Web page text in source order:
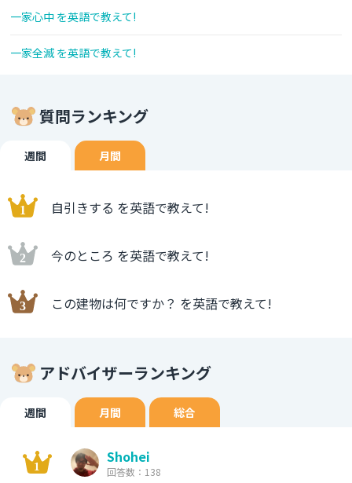
一家心中 を英語で教えて!
一家全滅 を英語で教えて!
質問ランキング
週間 月間
自引きする を英語で教えて!
今のところ を英語で教えて!
この建物は何ですか？ を英語で教えて!
アドバイザーランキング
週間 月間 総合
Shohei
回答数：138